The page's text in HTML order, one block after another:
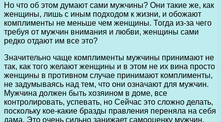
Но что об этом думают сами мужчины? Они такие же, как
женщины, лишь с иным подходом к жизни, и обожают
комплименты не меньше чем женщины. Тогда из-за чего
требуя от мужчин внимания и любви, женщины сами
редко отдают им все это?
Значительно чаще комплименты мужчины принимают не
так, как того желают женщины и в этом не их вина просто
женщины в противном случае принимают комплименты,
не задумываясь над тем, что они означают для мужчин.
Мужчина должен быть хозяином в доме, все
контролировать, успевать, но Сейчас это сложно делать,
поскольку кое-какие бразды правления переняла на себя
дама. Это очень сильно занижает самооценку мужчин,